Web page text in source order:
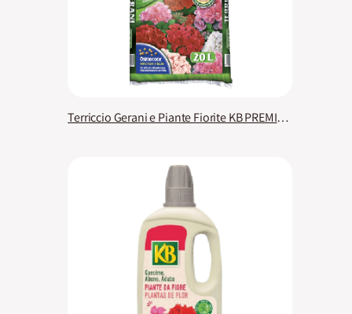
Terriccio Gerani e Piante Fiorite KB PREMIUM